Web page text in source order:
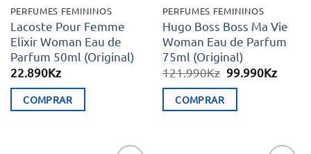
PERFUMES FEMININOS
Lacoste Pour Femme
Elixir Woman Eau de
Parfum 50ml (Original)
22.890Kz
COMPRAR
PERFUMES FEMININOS
Hugo Boss Boss Ma Vie
Woman Eau de Parfum
75ml (Original)
121.990Kz O
era:
99.990KzO
COMPRAR